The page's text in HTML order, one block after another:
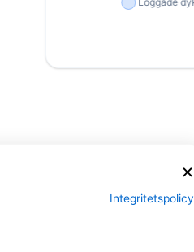
Integritetspolicy